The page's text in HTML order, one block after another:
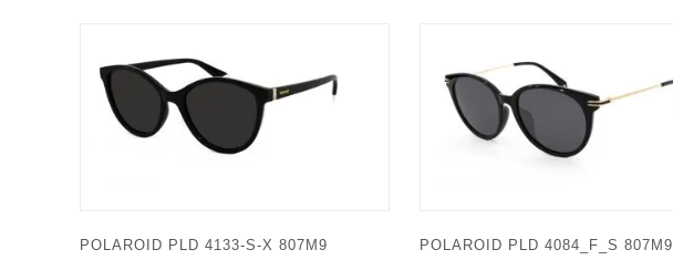
POLAROID PLD 4133-S-X 807M9 POLAROID PLD 4084_F_S 807M9